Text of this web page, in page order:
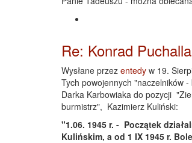
Re: Konrad
Wysłane przez entedy w 19.
Tych powojennych "naczelników
Darka Karbowiaka do pozycji
burmistrz", Kazimierz Kuliński:
"1.06. 1945 r. - Początek
Kulińskim, a od 1 IX 1945 r.